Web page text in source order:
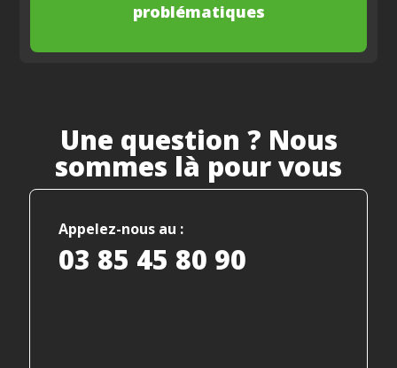
problématiques
Une question ? Nous
sommes là pour vous
Appelez-nous au :
03 85 45 80 90